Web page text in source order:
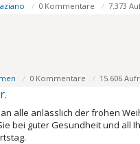
0 Kommentare 7.373
0 Kommentare 15.606
alle anlässlich der frohen
bei guter Gesundheit und all